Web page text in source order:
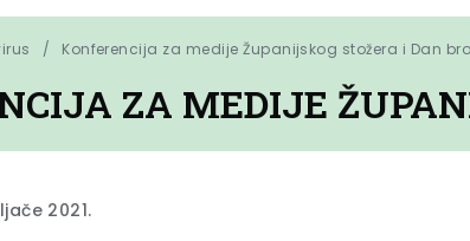
Konferencija za medije Županijskog stožera i Dan
ZA MEDIJE
2021.